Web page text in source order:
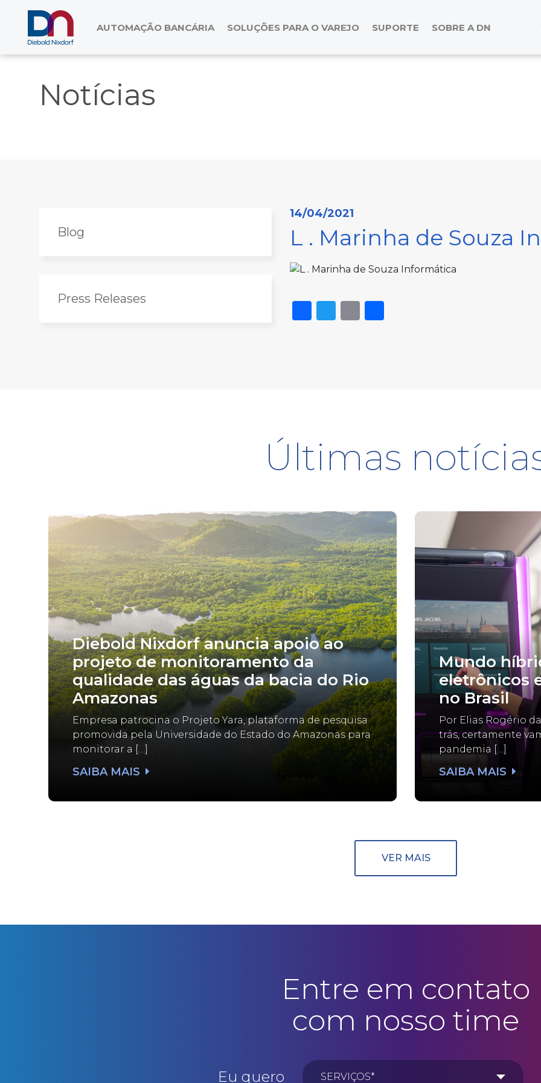
AUTOMAÇÃO BANCÁRIA SOLUÇÕES PARA O VAREJO SUPORTE SOBRE A DN
Notícias
Blog
Press Releases
14/04/2021
L . Marinha de Souza
Facebook
Twitter
EmailShare
Últimas
Diebold Nixdorf anuncia apoio ao
projeto de monitoramento da
qualidade das águas da bacia do Rio
Amazonas
Empresa patrocina o Projeto Yara, plataforma de pesquisa
promovida pela Universidade do Estado do Amazonas para
monitorar a […]
SAIBA MAIS
Mundo
eletrônicos
no Brasil
Por Elias Rogério
trás, certamente
pandemia […]
SAIBA MAIS
VER MAIS
Entre em contato
com nosso time
Eu quero